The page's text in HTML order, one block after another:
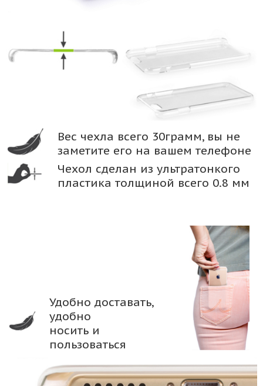
Вес чехла всего 30грамм, вы не
заметите его на вашем телефоне
Чехол сделан из ультратонкого
пластика толщиной всего 0.8 мм
Удобно доставать,
удобно
носить и
пользоваться